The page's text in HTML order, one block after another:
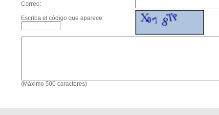
Correo:
Escriba el código que aparece:
(Máximo 500 caracteres)